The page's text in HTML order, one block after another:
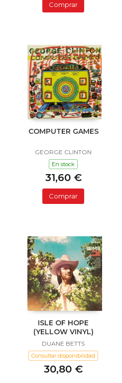
Comprar
COMPUTER GAMES
GEORGE CLINTON
En stock
31,60 €
Comprar
ISLE OF HOPE
(YELLOW VINYL)
DUANE BETTS
Consultar disponibilidad
30,80 €